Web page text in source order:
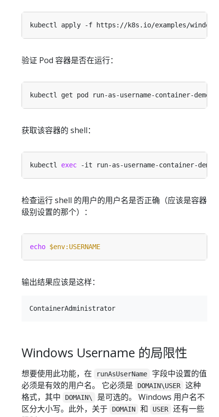
验证 Pod 容器是否在运行：
获取该容器的 shell：
kubectl exec
检查运行 shell 的用户的用户名是否正确（应该是容器
级别设置的那个）：
echo $env:USERNAME
输出结果应该是这样：
Windows Username 的局限性
想要使用此功能，在 runAsUserName
字段中设置的值
必须是有效的用户名。 它必须是
DOMAIN\USER
这种
格式，其中
DOMAIN\
是可选的。 Windows 用户名不
区分大小写。此外，关于
DOMAIN 和 USER
还有一些